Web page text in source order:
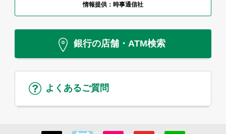
情報提供：時事通信社
銀行の店舗・ATM検索
よくあるご質問